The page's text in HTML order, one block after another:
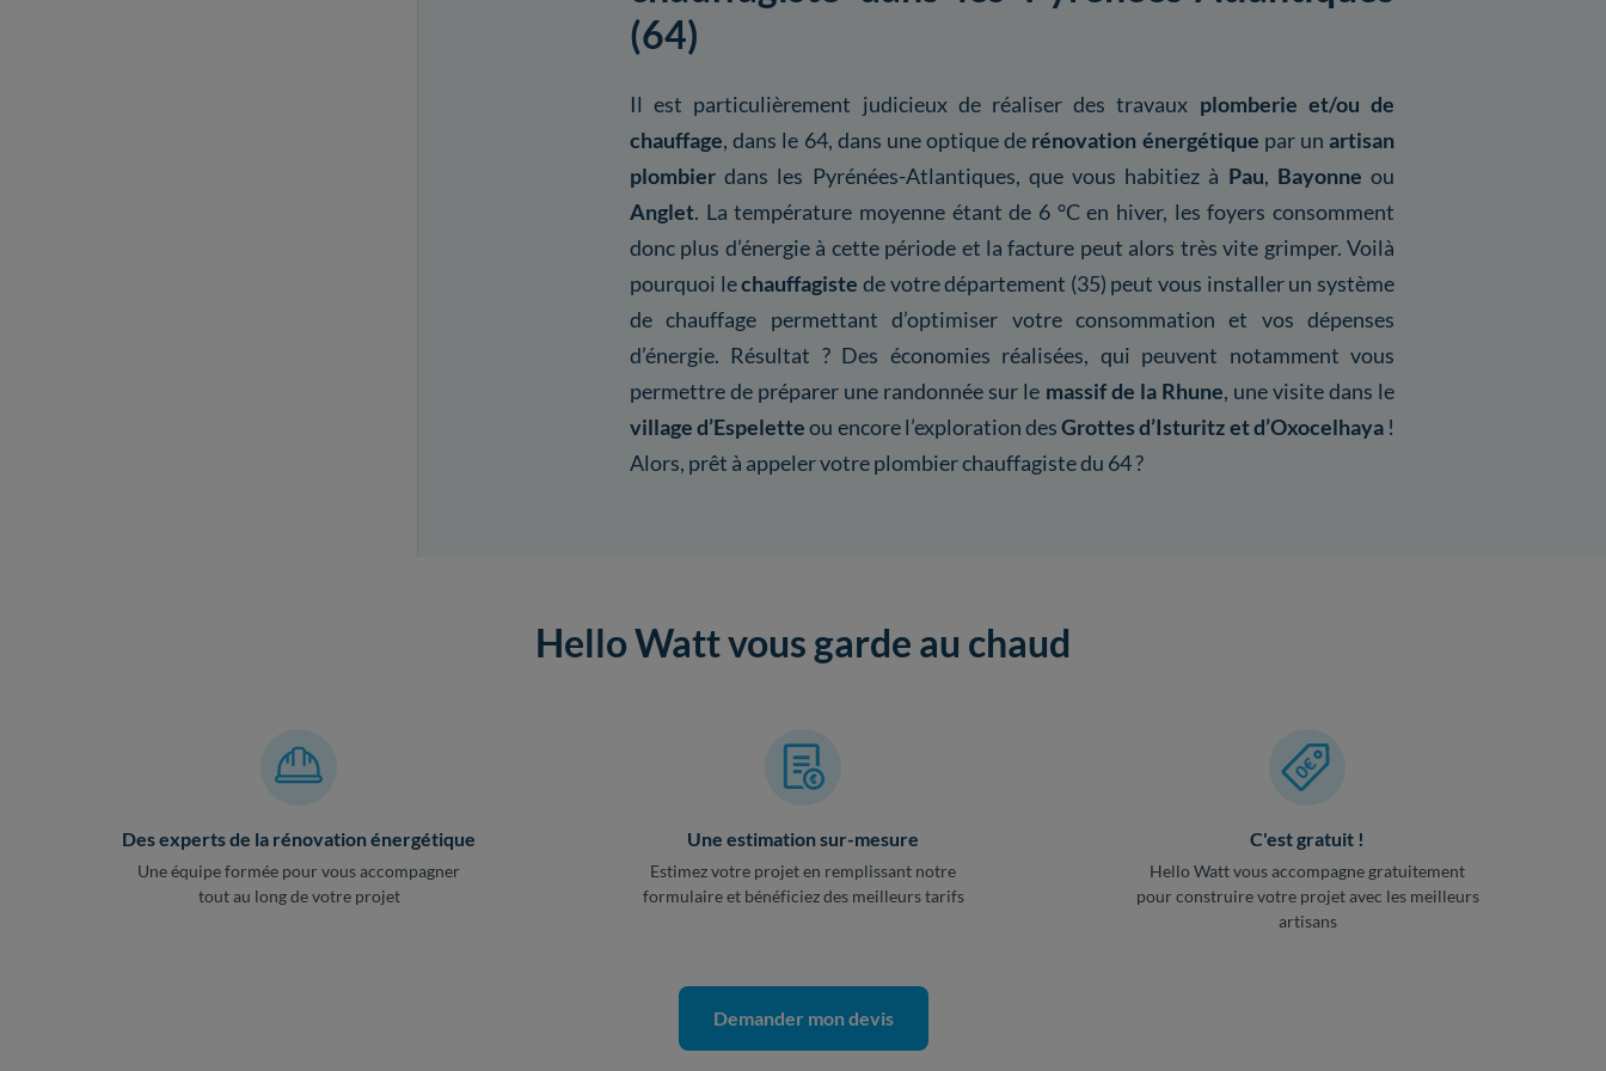
(64)
Il est particulièrement judicieux de réaliser des travaux plomberie et/ou de
chauffage, dans le 64, dans une optique de rénovation énergétique par unartisan
plombier dans les Pyrénées-Atlantiques, que vous habitiez à Pau, Bayonne ou
Anglet. La température moyenne étant de 6 °C en hiver, les foyers consomment
donc plus d’énergie à cette période et la facture peut alors très vite grimper. Voilà
pourquoi lechauffagiste de votre département (35) peut vous installer un système
de chauffage permettant d’optimiser votre consommation et vos dépenses
d’énergie. Résultat ? Des économies réalisées, qui peuvent notamment vous
permettre de préparer une randonnée sur le massif de la Rhune, une visite dans le
village d’Espeletteou encore l’exploration desGrottes d’Isturitz et d’Oxocelhaya !
Alors, prêt à appeler votre plombier chauffagiste du 64 ?
Hello Watt vous garde au chaud
Des experts de la rénovation énergétique
Une équipe formée pour vous accompagner
tout au long de votre projet
Une estimation sur-mesure
Estimez votre projet en remplissant notre
formulaire et bénéficiez des meilleurs tarifs
C'est gratuit !
Hello Watt vous accompagne gratuitement
pour construire votre projet avec les meilleurs
artisans
Demander mon devis